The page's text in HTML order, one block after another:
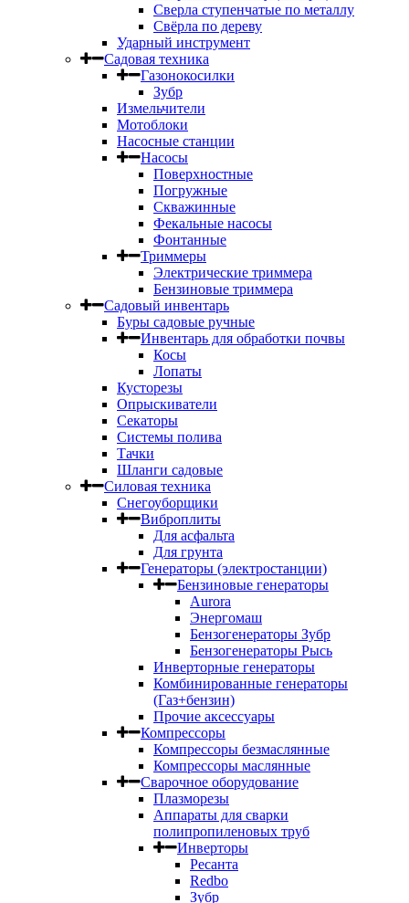
Сверла ступенчатые по металлу
Свёрла по дереву
Ударный инструмент
Садовая техника
Газонокосилки
Зубр
Измельчители
Мотоблоки
Насосные станции
Насосы
Поверхностные
Погружные
Скважинные
Фекальные насосы
Фонтанные
Триммеры
Электрические триммера
Бензиновые триммера
Садовый инвентарь
Буры садовые ручные
Инвентарь для обработки почвы
Косы
Лопаты
Кусторезы
Опрыскиватели
Секаторы
Системы полива
Тачки
Шланги садовые
Силовая техника
Снегоуборщики
Виброплиты
Для асфальта
Для грунта
Генераторы (электростанции)
Бензиновые генераторы
Aurora
Энергомаш
Бензогенераторы Зубр
Бензогенераторы Рысь
Инверторные генераторы
Комбинированные генераторы
(Газ+бензин)
Прочие аксессуары
Компрессоры
Компрессоры безмаслянные
Компрессоры маслянные
Сварочное оборудование
Плазморезы
Аппараты для сварки
полипропиленовых труб
Инверторы
Ресанта
Redbo
Зубр